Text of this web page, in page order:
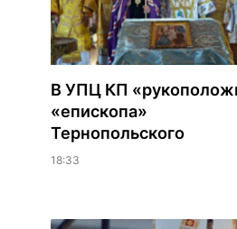
В УПЦ КП
«епископа»
Тернопольского
18:33